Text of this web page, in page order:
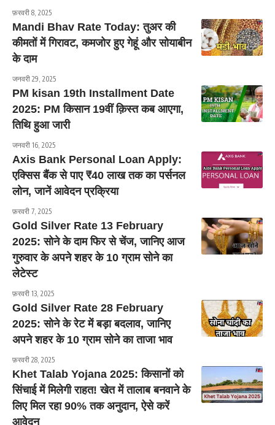
फ़रवरी 8, 2025
Mandi Bhav Rate Today: तुअर की
कीमतों में गिरावट, कमजोर हुए गेहूं और सोयाबीन
के दाम
जनवरी 29, 2025
PM kisan 19th Installment Date
2025: PM किसान 19वीं क़िस्त कब आएगा,
तिथि हुआ जारी
जनवरी 16, 2025
Axis Bank Personal Loan Apply:
एक्सिस बैंक से पाए ₹40 लाख तक का पर्सनल
लोन, जानें आवेदन प्रक्रिया
फ़रवरी 7, 2025
Gold Silver Rate 13 February
2025: सोने के दाम फिर से चेंज, जानिए आज
गुरुवार के अपने शहर के 10 ग्राम सोने का
लेटेस्ट
फ़रवरी 13, 2025
Gold Silver Rate 28 February
2025: सोने के रेट में बड़ा बदलाव, जानिए
अपने शहर के 10 ग्राम सोने का ताजा भाव
फ़रवरी 28, 2025
Khet Talab Yojana 2025: किसानों को
सिंचाई में मिलेगी राहत! खेत में तालाब बनवाने के
लिए मिल रहा 90% तक अनुदान, ऐसे करें
आवेदन